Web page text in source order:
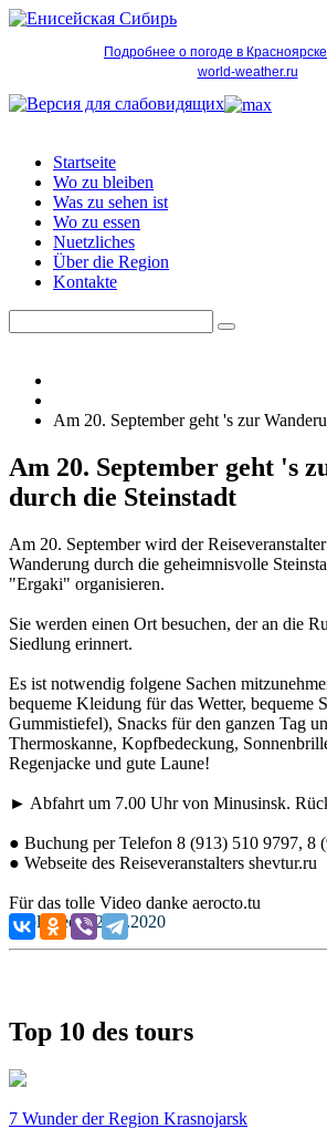
Подробнее о погоде в
world-weather.ru
Startseite
Wo zu bleiben
Was zu sehen ist
Wo zu essen
Nuetzliches
Über die Region
Kontakte
Am 20. September geht 's zur
Am 20. September geht 's
durch die Steinstadt
Am 20. September wird der
Wanderung durch die geheimnisvolle
"Ergaki" organisieren.
Sie werden einen Ort besuchen, der an die
Siedlung erinnert.
Es ist notwendig folgene Sachen
bequeme Kleidung für das Wetter, bequeme
Gummistiefel), Snacks für den ganzen Tag
Thermoskanne, Kopfbedeckung,
Regenjacke und gute Laune!
► Abfahrt um 7.00 Uhr von Minusinsk.
● Buchung per Telefon 8 (913) 510 9797, 8
● Webseite des Reiseveranstalters shevtur.ru
Für das tolle Video danke aerocto.tu
Published: 02.09.2020
Top 10 des tours
7 Wunder der Region Krasnojarsk